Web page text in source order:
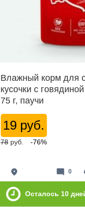
Влажный корм для
кусочки с
75 г, паучи
19 руб.
78 руб. -76%
place mode_comment 0
Осталось 10